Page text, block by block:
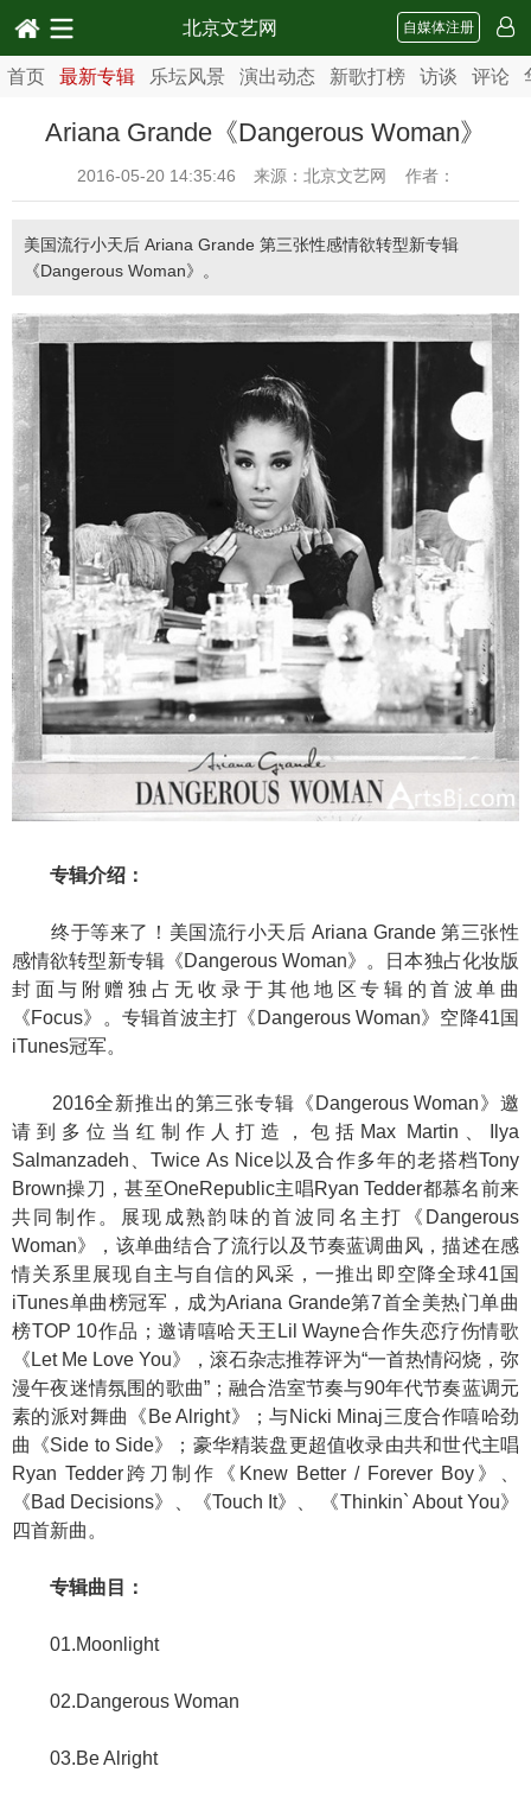
北京文艺网 自媒体注册
首页 最新专辑 乐坛风景 演出动态 新歌打榜 访谈 评论
Ariana Grande《Dangerous Woman》
2016-05-20 14:35:46 来源：北京文艺网 作者：
美国流行小天后 Ariana Grande 第三张性感情欲转型新专辑
《Dangerous Woman》。
专辑介绍：
终于等来了！美国流行小天后 Ariana Grande 第三张性
感情欲转型新专辑《Dangerous Woman》。日本独占化妆版
封面与附赠独占无收录于其他地区专辑的首波单曲
《Focus》。专辑首波主打《Dangerous Woman》空降41国
iTunes冠军。
2016全新推出的第三张专辑《Dangerous Woman》邀
请到多位当红制作人打造，包括Max Martin、Ilya
Salmanzadeh、Twice As Nice以及合作多年的老搭档Tony
Brown操刀，甚至OneRepublic主唱Ryan Tedder都慕名前来
共同制作。展现成熟韵味的首波同名主打《Dangerous
Woman》，该单曲结合了流行以及节奏蓝调曲风，描述在感
情关系里展现自主与自信的风采，一推出即空降全球41国
iTunes单曲榜冠军，成为Ariana Grande第7首全美热门单曲
榜TOP 10作品；邀请嘻哈天王Lil Wayne合作失恋疗伤情歌
《Let Me Love You》，滚石杂志推荐评为“一首热情闷烧，弥
漫午夜迷情氛围的歌曲”；融合浩室节奏与90年代节奏蓝调元
素的派对舞曲《Be Alright》；与Nicki Minaj三度合作嘻哈劲
曲《Side to Side》；豪华精装盘更超值收录由共和世代主唱
Ryan Tedder跨刀制作《Knew Better / Forever Boy》、
《Bad Decisions》、《Touch It》、 《Thinkin` About You》
四首新曲。
专辑曲目：
01.Moonlight
02.Dangerous Woman
03.Be Alright